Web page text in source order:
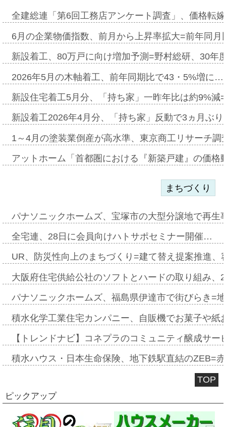
全建総連「第6回工務店アンケート調査」、価格転
6月の企業物価指数、前月から上昇率拡大=前年同
新設着工、80万戸に向け増加予測=野村総研、30年
2026年5月の木軸着工、前年同期比で43・5%増に…
新設住宅着工5月分、「持ち家」一昨年比は約9%
新設着工2026年4月分、「持ち家」反動で3ヵ月ぶ
1～4月の塗装業倒産が高水準、東京商工リサーチ
アットホーム「首都圏における『新築戸建』の価
まちづくり
パナソニックホームズ、宝塚市の大型分譲地で再
全宅連、28日に会員向けハトサポセミナー開催…
UR、防災性向上のまちづくり=建て替え提案推進
大阪府住宅供給公社のソフトとハードの取り組み
パナソニックホームズ、福島県伊達市で街びらき=
積水化学工業住宅カンパニー、自販機でお菓子や
【トレンドナビ】コネプラのコミュニティ醸成サ
積水ハウス・日本生命保険、地下鉄駅直結のZEB=
TOP
ピックアップ